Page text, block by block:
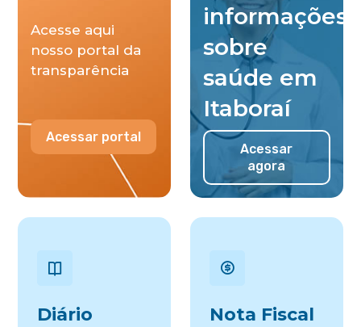
Acesse aqui
nosso portal da
transparência
Acessar portal
informações
sobre
saúde em
Itaboraí
Acessar
agora
Diário
Nota Fiscal